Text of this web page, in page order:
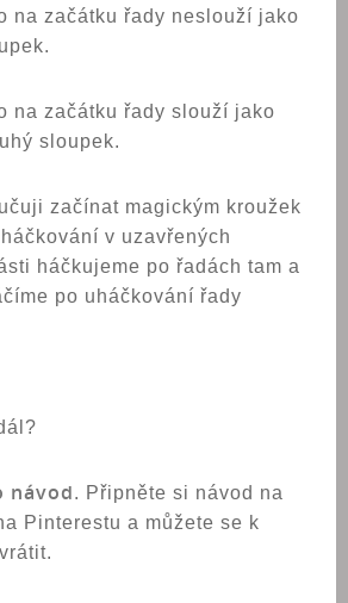
na začátku řady neslouží jako
na začátku řady slouží jako
sloupek.
začínat magickým kroužek
v uzavřených
háčkujeme po řadách tam a
po uháčkování řady
návod. Připněte si návod na
Pinterestu a můžete se k